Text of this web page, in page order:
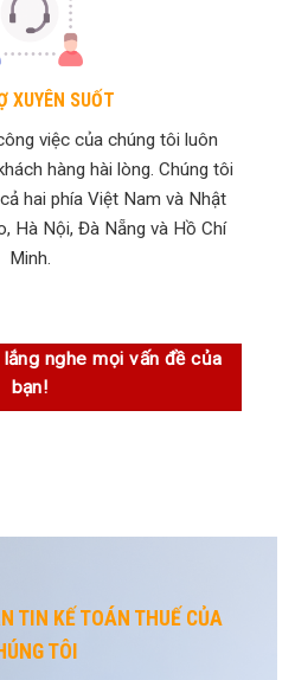
XUYÊN SUỐT
việc của chúng tôi luôn
hàng hài lòng. Chúng tôi
hai phía Việt Nam và Nhật
Hà Nội, Đà Nẵng và Hồ Chí
Minh.
nghe mọi vấn đề của
bạn!
TIN KẾ TOÁN THUẾ CỦA
TÔI